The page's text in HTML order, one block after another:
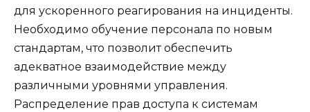
для ускоренного реагирования на инциденты.
Необходимо обучение персонала по новым
стандартам, что позволит обеспечить
адекватное взаимодействие между
различными уровнями управления.
Распределение прав доступа к системам